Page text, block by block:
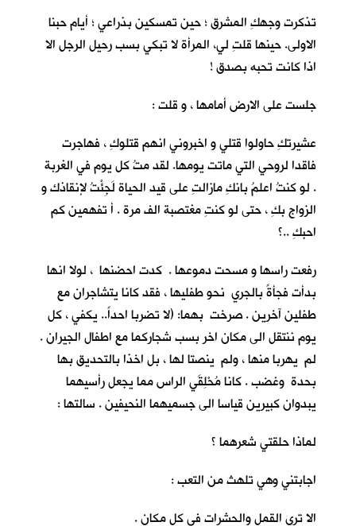
تذكرت وجهكِ المشرق ؛ حين تمسكين بذراعي ؛ أيام حبنا
الاولى. حينها قلتِ لي، المرأة لا تبكي بسب رحيل الرجل الا
اذا كانت تحبه بصدق !
جلست على الارض أمامها ، و قلت :
عشيرتكِ حاولوا قتلي و اخبروني انهم قتلوكِ ، فهاجرت
فاقدا لروحي التي ماتت يومها. لقد متُ كل يوم في الغربة
. لو كنتُ اعلمُ بانكِ مازالتِ على قيد الحياة لَجِئْتُ لإنقاذك و
الزواج بكِ ، حتى لو كنتِ مغتصبة الف مرة . أ تفهمين كم
احبكِ ..؟
رفعت راسها و مسحت دموعها . كدت احضنها ، لولا انها
بدأت فجأةً بالجري نحو طفليها ، فقد كانا يتشاجران مع
طفلين آخرين . صرخت بهما: (لا تضربا احداً.. يكفي ، كل
يوم ننتقل الى مكان اخر بسب شجاركما مع اطفال الجيران .
لم يهربا منها ، ولم ينصتا لها ، بل اخذا بالتحديق بها
بحدة وغضب . كانا مُحْلِقَي الراس مما يجعل رأسيهما
يبدوان كبيرين قياسا الى جسميهما النحيفين . سالتها :
لماذا حلقتي شعرهما ؟
اجابتني وهي تلهث من التعب :
الا ترى القمل والحشرات في كل مكان .